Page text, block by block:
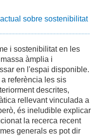
sobre sostenibilitat
i sostenibilitat en les
àmplia i
en l'espai disponible.
referència les sis
descrites,
rellevant vinculada a
és ineludible explicar
la recerca recent
generals es pot dir